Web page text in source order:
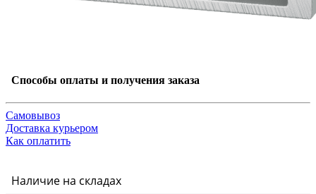
Способы оплаты и получения заказа
Самовывоз
Доставка курьером
Как оплатить
Наличие на складах